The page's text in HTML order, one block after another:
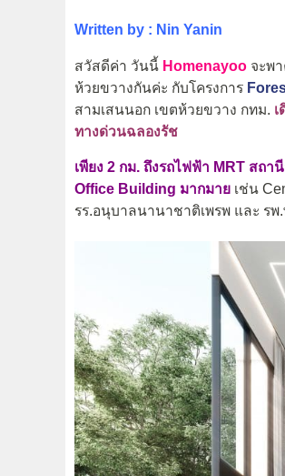
Written by : Nin Yanin
สวัสดีค่า วันนี้ Homenayoo จะพ
ห้วยขวางกันค่ะ กับโครงการ
สามเสนนอก เขตห้วยขวาง กทม.
ทางด่วนฉลองรัช
เพียง 2 กม. ถึงรถไฟฟ้า MRT สถ
Office Building มากมาย เช่น
รร.อนุบาลนานาชาติเพรพ และ รพ